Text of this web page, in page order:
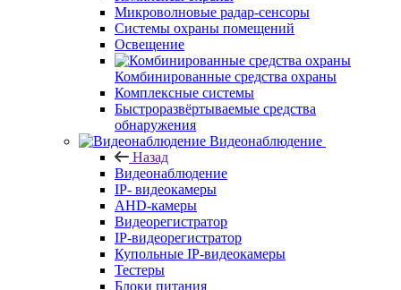
Микроволновые радар-сенсоры
Системы охраны помещений
Освещение
Комбинированные средства охраны
Комплексные системы
Быстроразвёртываемые средства
обнаружения
Видеонаблюдение
Назад
Видеонаблюдение
IP- видеокамеры
AHD-камеры
Видеорегистратор
IP-видеорегистратор
Купольные IP-видеокамеры
Тестеры
Блоки питания